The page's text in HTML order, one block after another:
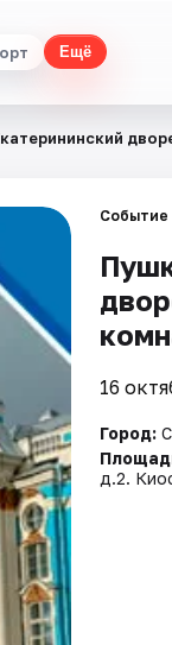
Ещё
Событие
16
Город:
д.2.